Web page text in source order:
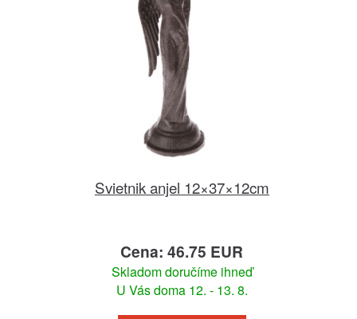
Svietnik anjel 12×37×12cm
Cena: 46.75 EUR
Skladom doručíme ihneď
U Vás doma 12. - 13. 8.